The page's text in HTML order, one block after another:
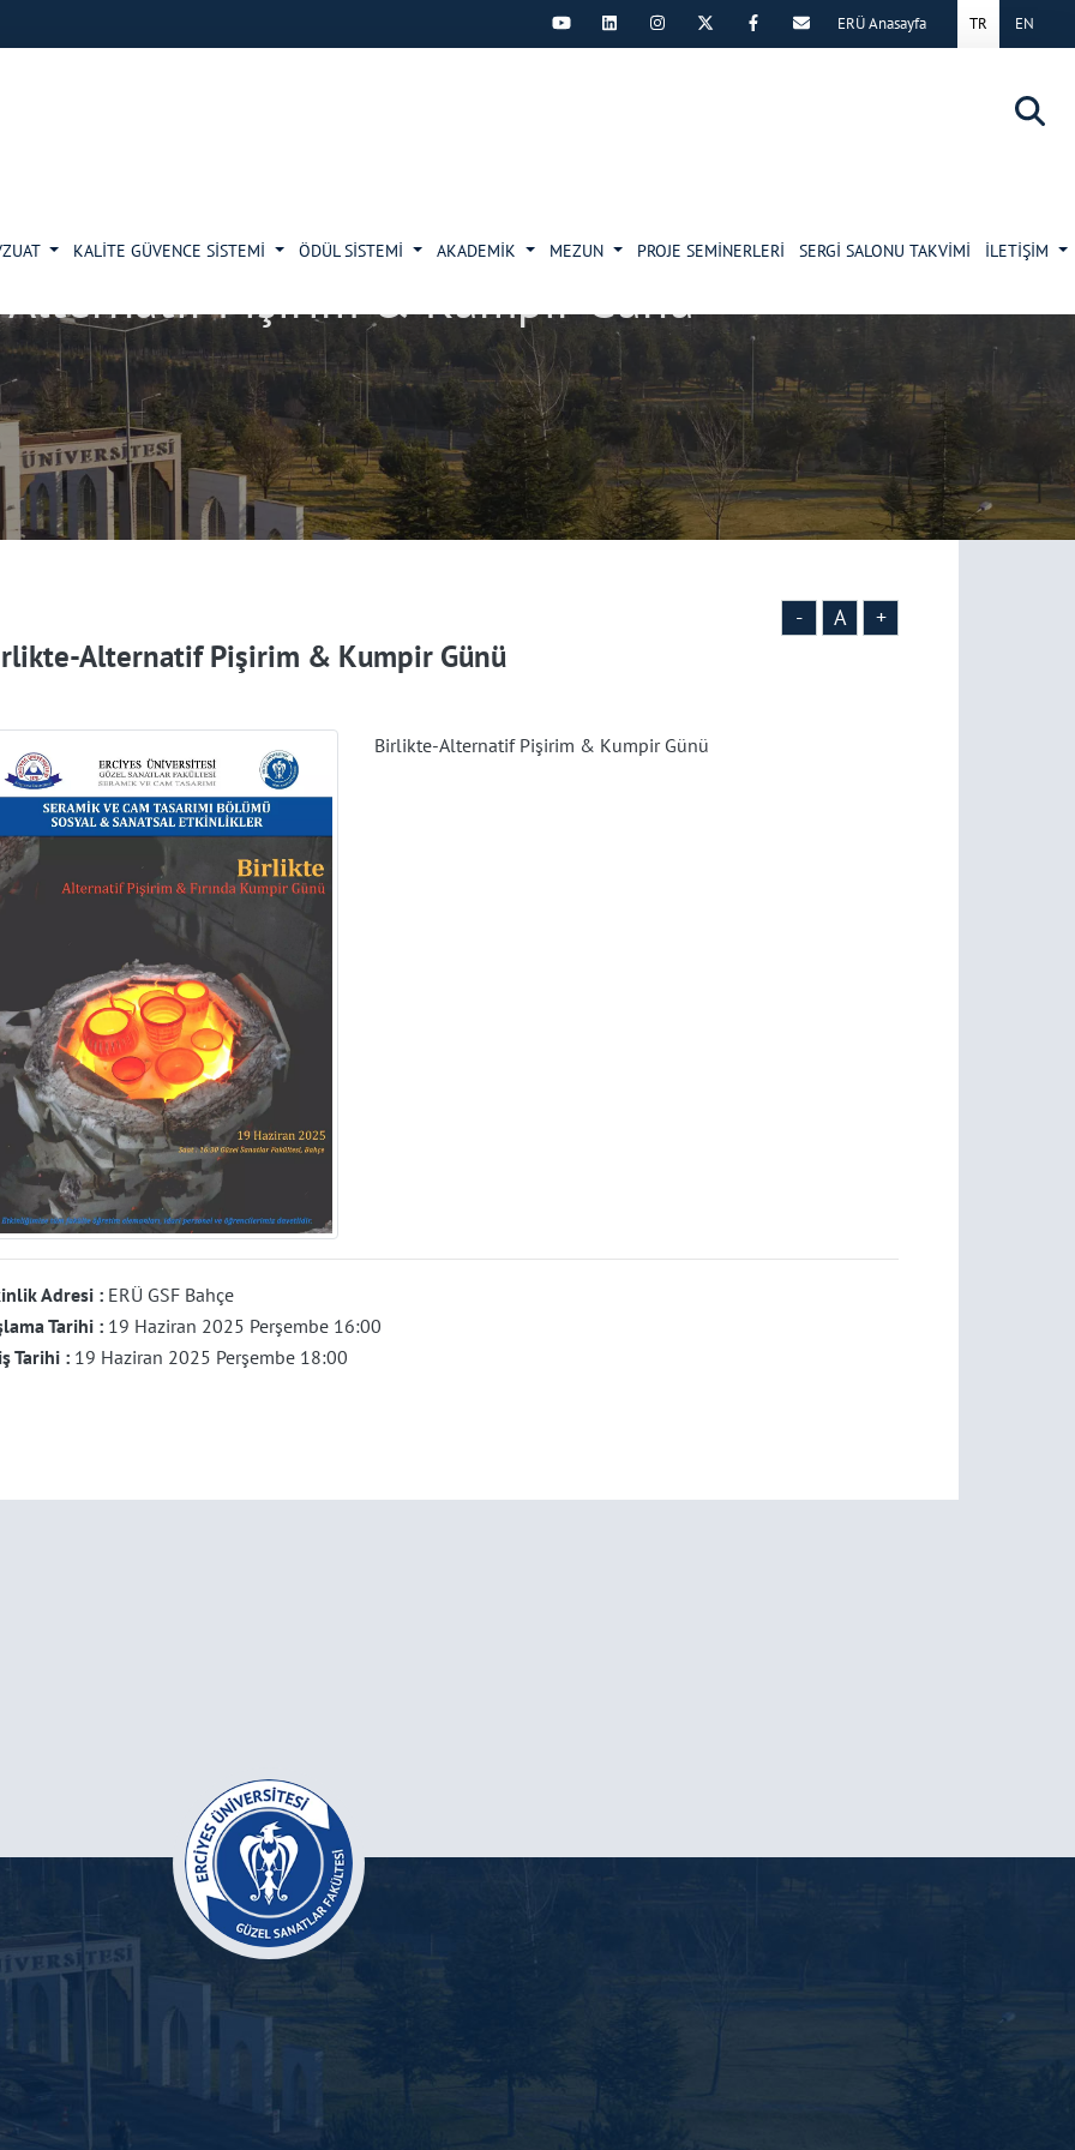
×
TR EN
ERÜ Anasayfa
KALİTE GÜVENCE SİSTEMİ ÖDÜL SİSTEMİ AKADEMİK MEZUN PROJE SEMİNERLERİ SERGİ SALONU TAKVİMİ İLETİŞİM
Pişirim & Kumpir Günü
- A +
Alternatif Pişirim & Kumpir Günü
Birlikte-Alternatif Pişirim & Kumpir Günü
Adresi : ERÜ GSF Bahçe
Tarihi : 19 Haziran 2025 Perşembe 16:00
Tarihi : 19 Haziran 2025 Perşembe 18:00